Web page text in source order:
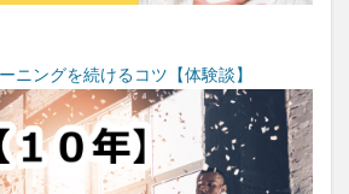
ニングを続けるコツ【体験談】